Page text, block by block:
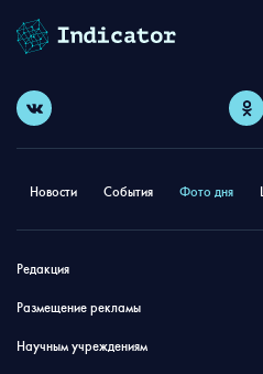
Новости События Фото дня
Редакция
Размещение рекламы
Научным учреждениям